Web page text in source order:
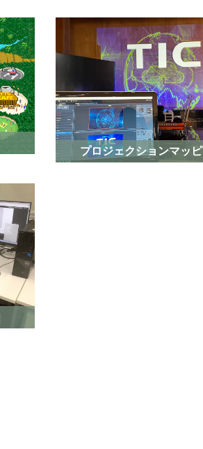
プロジェクションマッ